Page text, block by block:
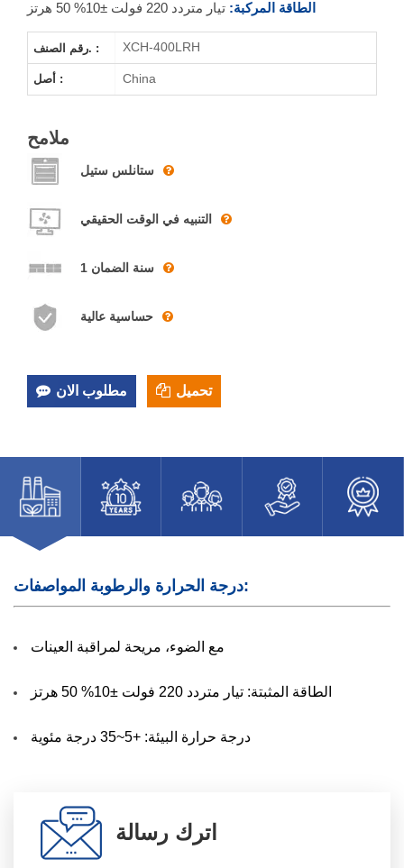
الطاقة المركبة: تيار متردد 220 فولت ±10% 50 هرتز
رقم الصنف. : XCH-400LRH
أصل : China
ملامح
ستانلس ستيل
التنبيه في الوقت الحقيقي
1 سنة الضمان
حساسية عالية
مطلوب الان تحميل
درجة الحرارة والرطوبة المواصفات:
مع الضوء، مريحة لمراقبة العينات
الطاقة المثبتة: تيار متردد 220 فولت ±10% 50 هرتز
درجة حرارة البيئة: +5~35 درجة مئوية
اترك رسالة